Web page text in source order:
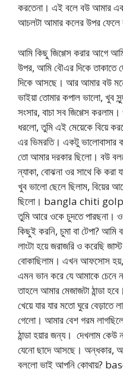
করতেনা। এই বলে বউ আমার
আচলটা আমার কলের উপর ফেলে
আমি কিছু জিগ্গেস করার আগে
উপর, আমি বৌএর দিকে তাকাতে
দিকে আসছে। আর আমার বউ
ভাইয়া তোমার কপাল ভালো, খুব
সংসার, বাচা সব জিগ্গেস
ধরলো, তুমি এই মেয়েকে বিয়ে
এর ভিমরতি। একটু ভালোবাসার
তো আমার দরকার ছিলো। বউ
ন্যাকা, বোঝনা ওর সাথে কি করা
খুব ভালো ছেলে ছিলাম, বিয়ের
ছিলো। bangla chiti golpo
তুমি আরে ওকে চুদতে পারছনা।
কিছুই করনি, চুমা বা টেপা?
লাংটা হয়ে জরাজরি ও করেছি
বোকাছিলাম। এখন আফসোস
এমন ভান করে যে আমাকে চেনে
তাহলে আমার মেজাজটা ঠান্ডা
খেয়ে যার যার মতো ঘুরে বেড়াতে
গেলো। আমার বেশ গরম
ঠান্ডা হয়ার জন্য। দেখলাম
যেনো ছাদে আসছে। অন্ধকার,
বললো ভাই আপনি কোথায়?